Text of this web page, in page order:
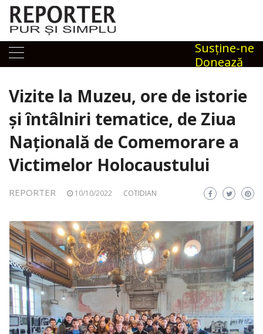
Skip
content
Susţine-ne
Donează
Vizite la Muzeu, ore de istorie
și întâlniri tematice, de Ziua
Națională de Comemorare a
Victimelor Holocaustului
REPORTER 10/10/2022 COTIDIAN